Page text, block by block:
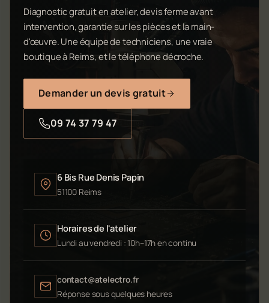
Diagnostic gratuit en atelier, devis ferme avant
intervention, garantie sur les pièces et la main-
d'œuvre. Une équipe de techniciens, une vraie
boutique à Reims, et le téléphone décroche.
Demander un devis gratuit
09 74 37 79 47
6 Bis Rue Denis Papin
51100 Reims
Horaires de l'atelier
Lundi au vendredi : 10h–17h en continu
contact@atelectro.fr
Réponse sous quelques heures